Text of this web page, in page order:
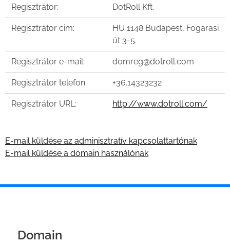
Regisztrátor: DotRoll Kft.
Regisztrátor cim:
HU 1148 Budapest, Fogarasi
út 3-5.
Regisztrátor e-mail: domreg@dotroll.com
Regisztrátor telefon: +36.14323232
Regisztrátor URL: http://www.dotroll.com/
E-mail küldése az adminisztratív kapcsolattartónak
E-mail küldése a domain használónak
Domain